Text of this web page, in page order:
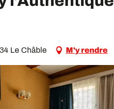
Le Châble
M'y rendre